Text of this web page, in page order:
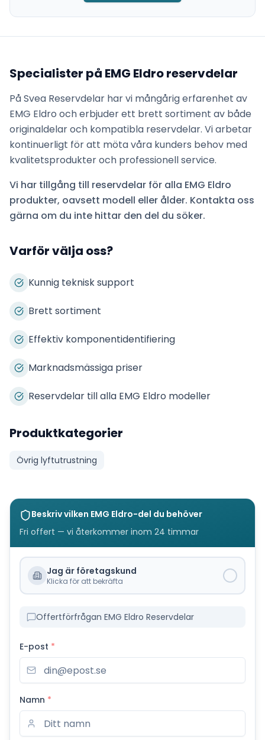
Specialister på EMG Eldroreservdelar
På Svea Reservdelar har vi mångårig erfarenhet av
EMG Eldro och erbjuder ett brett sortiment av både
originaldelar och kompatibla reservdelar. Vi arbetar
kontinuerligt för att möta våra kunders behov med
kvalitetsprodukter och professionell service.
Vi har tillgång till reservdelar för alla EMG Eldro
produkter, oavsett modell eller ålder. Kontakta oss
gärna om du inte hittar den del du söker.
Varför välja oss?
Kunnig teknisk support
Brett sortiment
Effektiv komponentidentifiering
Marknadsmässiga priser
Reservdelar till alla EMG Eldro modeller
Produktkategorier
Övrig lyftutrustning
Beskriv vilken EMG Eldro-del du behöver
Fri offert — vi återkommer inom 24 timmar
Jag är företagskund
Klicka för att bekräfta
Offertförfrågan EMG Eldro Reservdelar
E-post *
Namn *